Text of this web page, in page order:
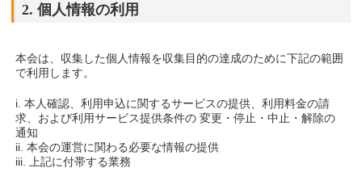
2. 個人情報の利用
本会は、収集した個人情報を収集目的の達成のために下記の範囲
で利用します。
i. 本人確認、利用申込に関するサービスの提供、利用料金の請
求、および利用サービス提供条件の 変更・停止・中止・解除の
通知
ii. 本会の運営に関わる必要な情報の提供
iii. 上記に付帯する業務